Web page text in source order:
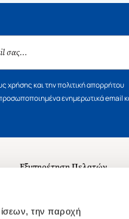
την παροχή
χρήσης και την πολιτική απορρήτου
ενημερωτικά email
Εξυπηρέτηση Πελατών